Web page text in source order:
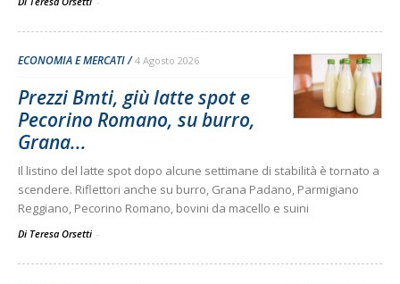
ECONOMIA E MERCATI 4 Agosto 2026
Prezzi Bmti, giù latte spot e
Pecorino Romano, su burro,
Grana...
Il listino del latte spot dopo alcune settimane di stabilità è tornato a
scendere. Riflettori anche su burro, Grana Padano, Parmigiano
Reggiano, Pecorino Romano, bovini da macello e suini
Di Teresa Orsetti -